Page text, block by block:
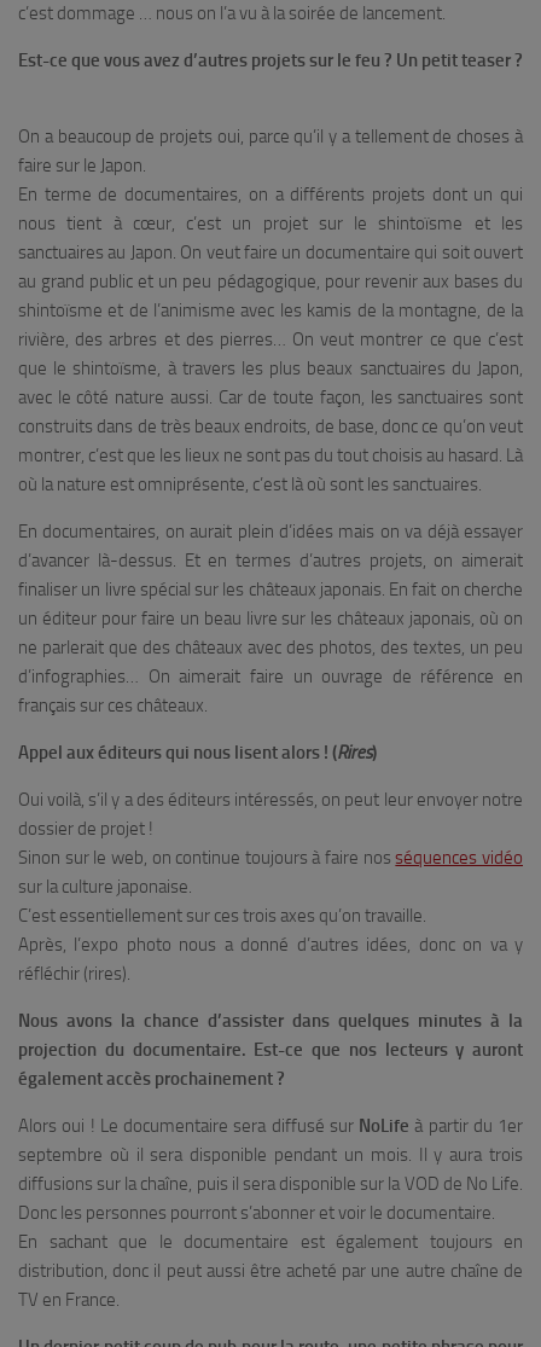
c’est dommage … nous on l’a vu à la soirée de lancement.
Est-ce que vous avez d’autres projets sur le feu ? Un petit teaser ?
On a beaucoup de projets oui, parce qu’il y a tellement de choses à
faire sur le Japon.
En terme de documentaires, on a différents projets dont un qui
nous tient à cœur, c’est un projet sur le shintoïsme et les
sanctuaires au Japon. On veut faire un documentaire qui soit ouvert
au grand public et un peu pédagogique, pour revenir aux bases du
shintoïsme et de l’animisme avec les kamis de la montagne, de la
rivière, des arbres et des pierres… On veut montrer ce que c’est
que le shintoïsme, à travers les plus beaux sanctuaires du Japon,
avec le côté nature aussi. Car de toute façon, les sanctuaires sont
construits dans de très beaux endroits, de base, donc ce qu’on veut
montrer, c’est que les lieux ne sont pas du tout choisis au hasard. Là
où la nature est omniprésente, c’est là où sont les sanctuaires.
En documentaires, on aurait plein d’idées mais on va déjà essayer
d’avancer là-dessus. Et en termes d’autres projets, on aimerait
finaliser un livre spécial sur les châteaux japonais. En fait on cherche
un éditeur pour faire un beau livre sur les châteaux japonais, où on
ne parlerait que des châteaux avec des photos, des textes, un peu
d’infographies… On aimerait faire un ouvrage de référence en
français sur ces châteaux.
Appel aux éditeurs qui nous lisent alors ! (Rires)
Oui voilà, s’il y a des éditeurs intéressés, on peut leur envoyer notre
dossier de projet !
Sinon sur le web, on continue toujours à faire nosséquences vidéo
sur la culture japonaise.
C’est essentiellement sur ces trois axes qu’on travaille.
Après, l’expo photo nous a donné d’autres idées, donc on va y
réfléchir (rires).
Nous avons la chance d’assister dans quelques minutes à la
projection du documentaire. Est-ce que nos lecteurs y auront
également accès prochainement ?
Alors oui ! Le documentaire sera diffusé sur NoLife à partir du 1er
septembre où il sera disponible pendant un mois. Il y aura trois
diffusions sur la chaîne, puis il sera disponible sur la VOD de No Life.
Donc les personnes pourront s’abonner et voir le documentaire.
En sachant que le documentaire est également toujours en
distribution, donc il peut aussi être acheté par une autre chaîne de
TV en France.